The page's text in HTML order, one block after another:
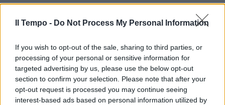
Il Tempo - Do Not Process My Personal Information
If you wish to opt-out of the sale, sharing to third parties, or
processing of your personal or sensitive information for
targeted advertising by us, please use the below opt-out
section to confirm your selection. Please note that after your
opt-out request is processed you may continue seeing
interest-based ads based on personal information utilized by